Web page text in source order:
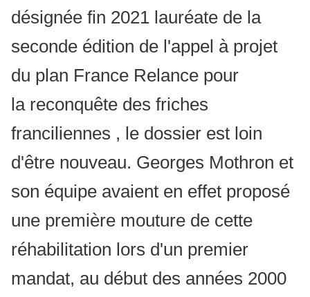
désignée fin 2021 lauréate de la
seconde édition de l'appel à projet
du plan France Relance pour
la reconquête des friches
franciliennes , le dossier est loin
d'être nouveau. Georges Mothron et
son équipe avaient en effet proposé
une première mouture de cette
réhabilitation lors d'un premier
mandat, au début des années 2000